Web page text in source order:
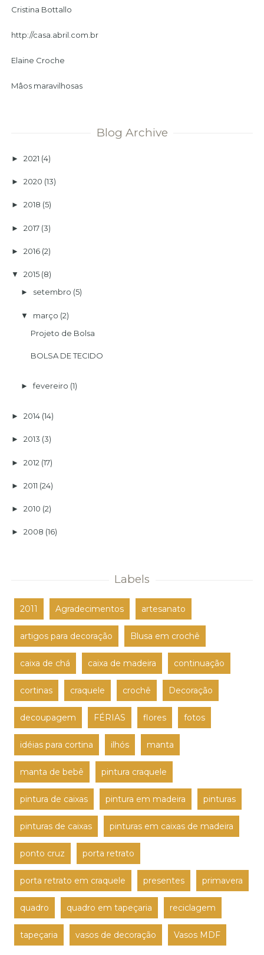
Cristina Bottallo
http://casa.abril.com.br
Elaine Croche
Mâos maravilhosas
Blog Archive
►2021 (4)
►2020 (13)
►2018 (5)
►2017 (3)
►2016 (2)
▼ 2015 (8)
► setembro (5)
▼ março (2)
Projeto de Bolsa
BOLSA DE TECIDO
►fevereiro (1)
►2014 (14)
►2013 (3)
►2012 (17)
►2011 (24)
►2010 (2)
►2008 (16)
Labels
2011 Agradecimentos artesanato
artigos para decoração Blusa em crochê
caixa de chá caixa de madeira continuação
cortinas craquele crochê Decoração
decoupagem FÉRIAS flores fotos
idéias para cortina ilhós manta
manta de bebê pintura craquele
pintura de caixas pintura em madeira pinturas
pinturas de caixas pinturas em caixas de madeira
ponto cruz porta retrato
porta retrato em craquele presentes primavera
quadro quadro em tapeçaria reciclagem
tapeçaria vasos de decoração Vasos MDF